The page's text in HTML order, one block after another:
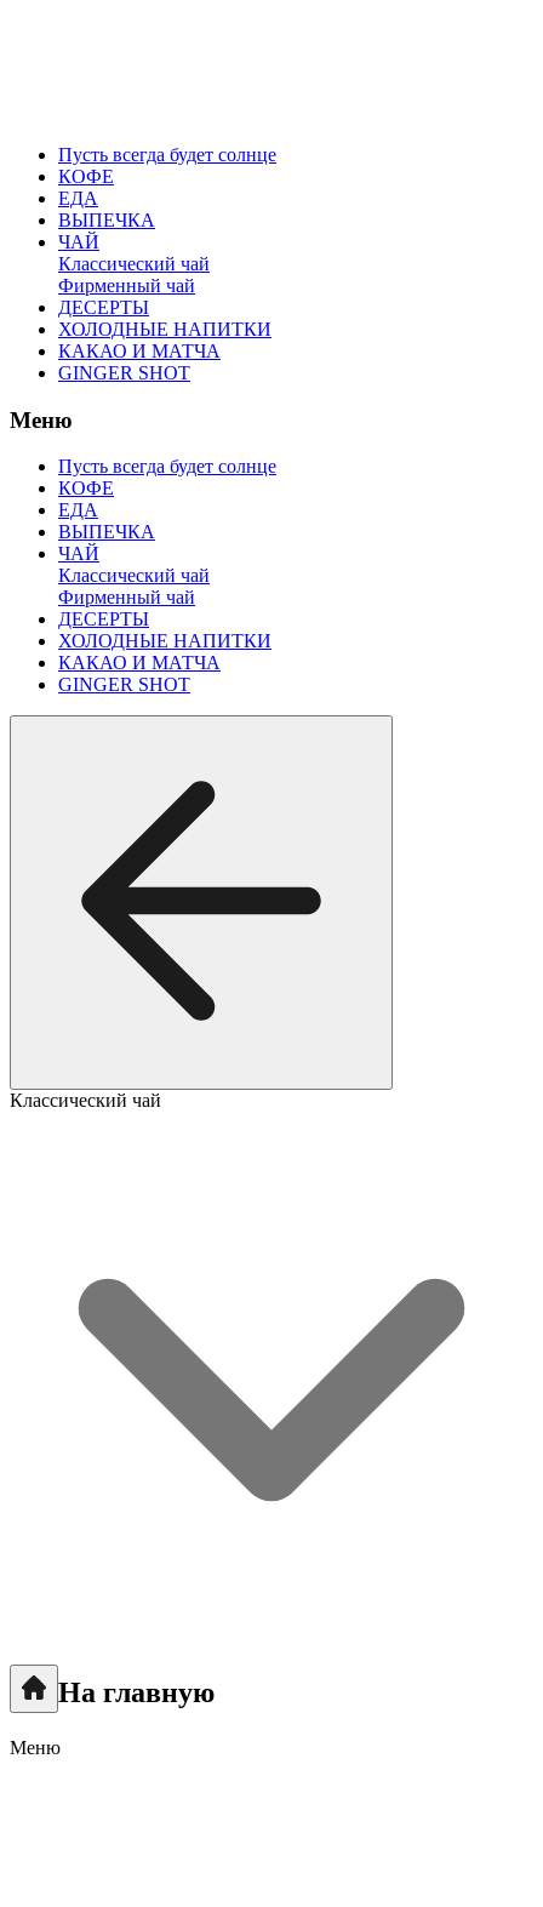
Пусть всегда будет солнце
КОФЕ
ЕДА
ВЫПЕЧКА
ЧАЙ
Классический чай
Фирменный чай
ДЕСЕРТЫ
ХОЛОДНЫЕ НАПИТКИ
КАКАО И МАТЧА
GINGER SHOT
Меню
Пусть всегда будет солнце
КОФЕ
ЕДА
ВЫПЕЧКА
ЧАЙ
Классический чай
Фирменный чай
ДЕСЕРТЫ
ХОЛОДНЫЕ НАПИТКИ
КАКАО И МАТЧА
GINGER SHOT
Классический чай
На главную
Меню